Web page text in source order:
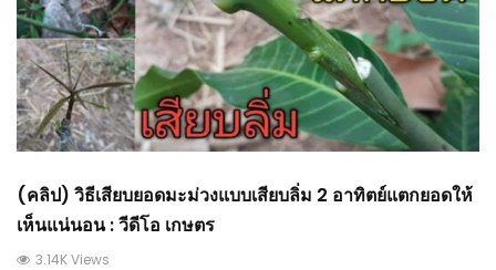
(คลิป) วิธีเสียบยอดมะม่วงแบบเสียบลิ่ม 2 อาทิตย์แตกยอดให้
เห็นแน่นอน : วีดีโอ เกษตร
3.14K Views